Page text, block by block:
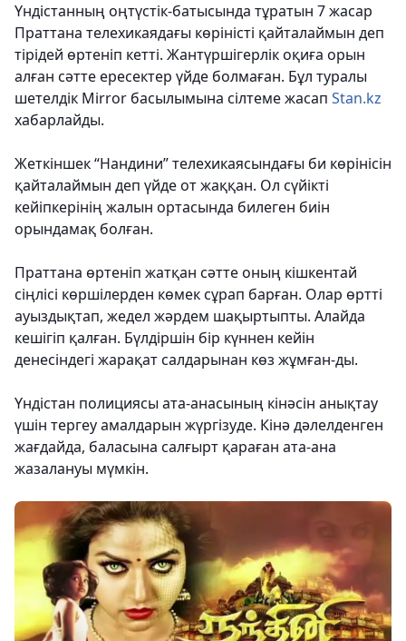
Үндістанның оңтүстік-батысында тұратын 7 жасар
Праттана телехикаядағы көріністі қайталаймын деп
тірідей өртеніп кетті. Жантүршігерлік оқиға орын
алған сәтте ересектер үйде болмаған. Бұл туралы
шетелдік Mirror басылымына сілтеме жасап Stan.kz
хабарлайды.
Жеткіншек “Нандини” телехикаясындағы би көрінісін
қайталаймын деп үйде от жаққан. Ол сүйікті
кейіпкерінің жалын ортасында билеген биін
орындамақ болған.
Праттана өртеніп жатқан сәтте оның кішкентай
сіңлісі көршілерден көмек сұрап барған. Олар өртті
ауыздықтап, жедел жәрдем шақыртыпты. Алайда
кешігіп қалған. Бүлдіршін бір күннен кейін
денесіндегі жарақат салдарынан көз жұмған-ды.
Үндістан полициясы ата-анасының кінәсін анықтау
үшін тергеу амалдарын жүргізуде. Кінә дәлелденген
жағдайда, баласына салғырт қараған ата-ана
жазалануы мүмкін.